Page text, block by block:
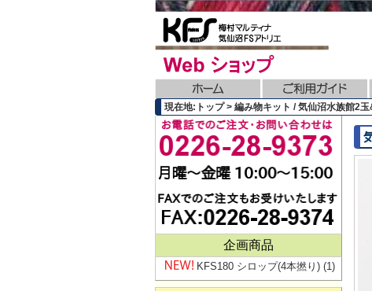
現在地:トップ > 編み物キット / 気仙沼水族館2
企画商品
KFS180 シロップ(4本撚り) (1)